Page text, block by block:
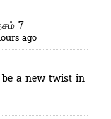
7
ago
a new twist in